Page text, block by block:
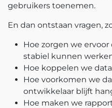
gebruikers toenemen.
En dan ontstaan vragen,
Hoe zorgen we
stabiel kunnen
Hoe koppelen we
Hoe voorkomen we
ontwikkelaar blijft
Hoe maken we